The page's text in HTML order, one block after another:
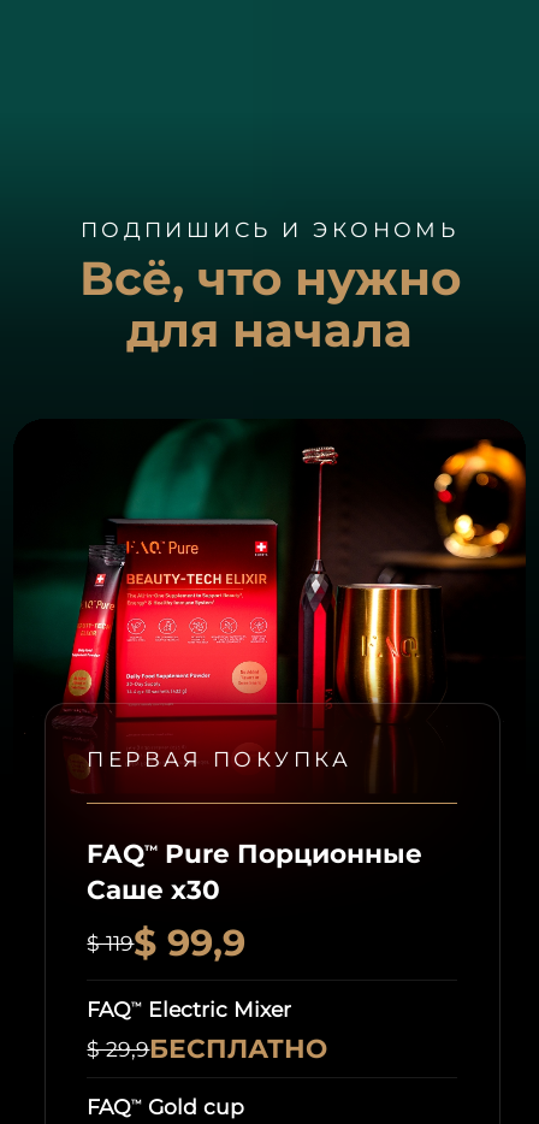
ПОДПИШИСЬ И ЭКОНОМЬ
Всё, что нужно
для начала
ПЕРВАЯ ПОКУПКА
FAQ™ Pure Порционные
Саше x30
$ 119$ 99,9
FAQ™
Electric Mixer
$ 29,9БЕСПЛАТНО
FAQ™ Gold cup